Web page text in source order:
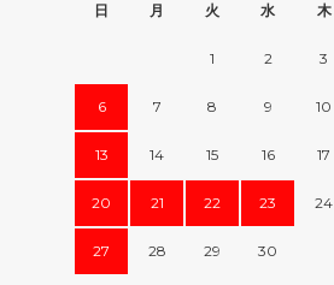
日 月 火 水 木
1 2 3
6 7 8 9 10
13 14 15 16 17
20 21 22 23 24
27 28 29 30